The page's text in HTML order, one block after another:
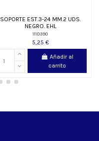
SOPORTE EST.3-24 MM.2 UDS.
NEGRO. EHL
111D390
5,25 €
Añadir al
carrito